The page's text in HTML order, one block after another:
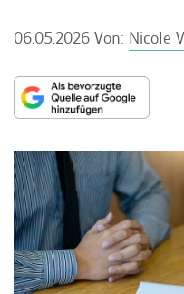
06.05.2026 Von: Nicole